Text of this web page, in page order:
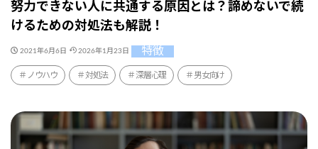
努力できない人に共通する原因とは？諦めないで続
けるための対処法も解説！
2021年6月6日 2026年1月23日 特徴
ノウハウ 対処法 深層心理 男女向け